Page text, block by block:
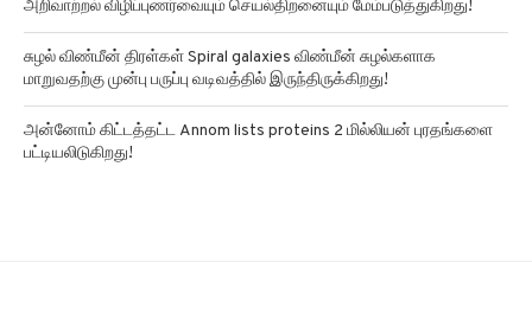
சுழல் விண்மீன் திரள்கள் Spiral galaxies விண்மீன் சுழல்களாக
மாறுவதற்கு முன்பு பருப்பு வடிவத்தில் இருந்திருக்கிறது!
அன்னோம் கிட்டத்தட்ட Annom lists proteins 2 மில்லியன் புரதங்களை
பட்டியலிடுகிறது!